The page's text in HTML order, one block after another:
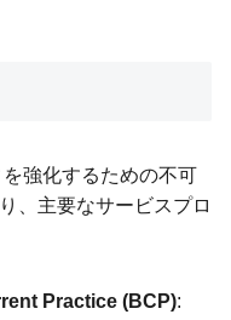
強化するための不可
、主要なサービスプロ
Practice (BCP):